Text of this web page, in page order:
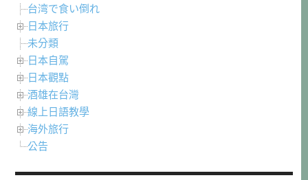
台湾で食い倒れ
日本旅行
未分類
日本自駕
日本觀點
酒雄在台灣
線上日語教學
海外旅行
公告